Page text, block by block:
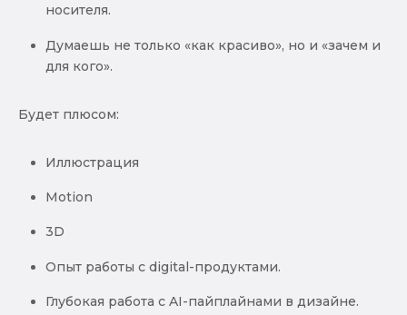
носителя.
Думаешь не только «как красиво», но и «зачем и
для кого».
Будет плюсом:
Иллюстрация
Motion
3D
Опыт работы с digital-продуктами.
Глубокая работа с AI-пайплайнами в дизайне.